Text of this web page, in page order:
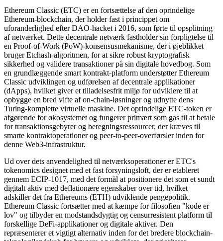
Ethereum Classic (ETC) er en fortsættelse af den oprindelige
Ethereum-blockchain, der holder fast i princippet om
uforanderlighed efter DAO-hacket i 2016, som førte til opsplitning
af netværket. Dette decentrale netværk fastholder sin forpligtelse til
en Proof-of-Work (PoW)-konsensusmekanisme, der i øjeblikket
bruger Etchash-algoritmen, for at sikre robust kryptografisk
sikkerhed og validere transaktioner på sin digitale hovedbog. Som
en grundlæggende smart kontrakt-platform understøtter Ethereum
Classic udviklingen og udførelsen af decentrale applikationer
(dApps), hvilket giver et tilladelsesfrit miljø for udviklere til at
opbygge en bred vifte af on-chain-løsninger og udnytte dens
Turing-komplette virtuelle maskine. Det oprindelige ETC-token er
afgørende for økosystemet og fungerer primært som gas til at betale
for transaktionsgebyrer og beregningsressourcer, der kræves til
smarte kontraktoperationer og peer-to-peer-overførsler inden for
denne Web3-infrastruktur.
Ud over dets anvendelighed til netværksoperationer er ETC's
tokenomics designet med et fast forsyningsloft, der er etableret
gennem ECIP-1017, med det formål at positionere det som et sundt
digitalt aktiv med deflationære egenskaber over tid, hvilket
adskiller det fra Ethereums (ETH) udviklende pengepolitik.
Ethereum Classic fortsætter med at kæmpe for filosofien "kode er
lov" og tilbyder en modstandsdygtig og censurresistent platform til
forskellige DeFi-applikationer og digitale aktiver. Den
repræsenterer et vigtigt alternativ inden for det bredere blockchain-